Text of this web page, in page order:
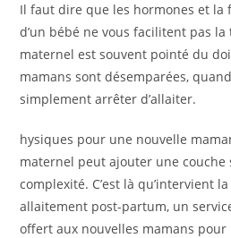
Il faut dire que les hormones et la
d’un bébé ne vous facilitent pas la
maternel est souvent pointé du
mamans sont désemparées,
simplement arrêter d’allaiter.
hysiques pour une nouvelle
maternel peut ajouter une
complexité. C’est là qu’intervient
allaitement post-partum, un
offert aux nouvelles mamans